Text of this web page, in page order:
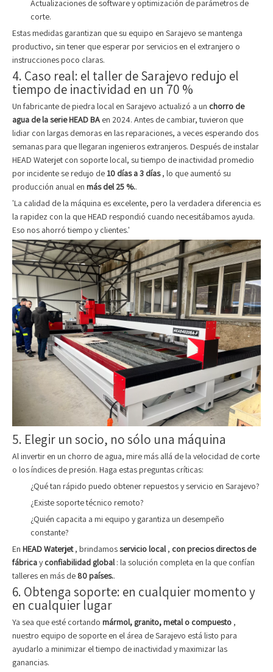
Actualizaciones de software y optimización de parámetros de
corte.
Estas medidas garantizan que su equipo en Sarajevo se mantenga
productivo, sin tener que esperar por servicios en el extranjero o
instrucciones poco claras.
4. Caso real: el taller de Sarajevo redujo el
tiempo de inactividad en un 70 %
Un fabricante de piedra local en Sarajevo actualizó a un chorro de
agua de la serie HEAD BA en 2024. Antes de cambiar, tuvieron que
lidiar con largas demoras en las reparaciones, a veces esperando dos
semanas para que llegaran ingenieros extranjeros. Después de instalar
HEAD Waterjet con soporte local, su tiempo de inactividad promedio
por incidente se redujo de10 días a 3 días, lo que aumentó su
producción anual en más del 25 %..
'La calidad de la máquina es excelente, pero la verdadera diferencia es
la rapidez con la que HEAD respondió cuando necesitábamos ayuda.
Eso nos ahorró tiempo y clientes.'
5. Elegir un socio, no sólo una máquina
Al invertir en un chorro de agua, mire más allá de la velocidad de corte
o los índices de presión. Haga estas preguntas críticas:
¿Qué tan rápido puedo obtener repuestos y servicio en Sarajevo?
¿Existe soporte técnico remoto?
¿Quién capacita a mi equipo y garantiza un desempeño
constante?
En HEAD Waterjet, brindamosservicio local, con precios directos de
fábricay confiabilidad global: la solución completa en la que confían
talleres en más de 80 países..
6. Obtenga soporte: en cualquier momento y
en cualquier lugar
Ya sea que esté cortando mármol, granito, metal o compuesto ,
nuestro equipo de soporte en el área de Sarajevo está listo para
ayudarlo a minimizar el tiempo de inactividad y maximizar las
ganancias.